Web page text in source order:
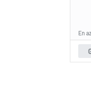
En